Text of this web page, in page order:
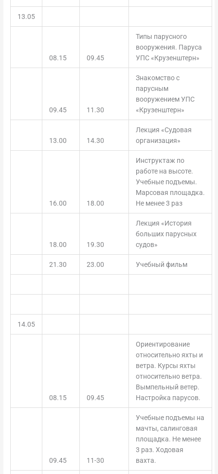
13.05
08.15 09.45
Типы парусного
вооружения. Паруса
УПС «Крузенштерн»
09.45 11.30
Знакомство с
парусным
вооружением УПС
«Крузенштерн»
13.00 14.30
Лекция «Судовая
организация»
16.00 18.00
Инструктаж по
работе на высоте.
Учебные подъемы.
Марсовая площадка.
Не менее 3 раз
18.00 19.30
Лекция «История
больших парусных
судов»
21.30 23.00 Учебный фильм
14.05
08.15 09.45
Ориентирование
относительно яхты и
ветра. Курсы яхты
относительно ветра.
Вымпельный ветер.
Настройка парусов.
09.45 11-30
Учебные подъемы на
мачты, салинговая
площадка. Не менее
3 раз. Ходовая
вахта.